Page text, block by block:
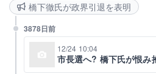
橋下徹氏が政界引退を表明
3878日前
12/24 10:04
市長選へ? 橋下氏が恨み